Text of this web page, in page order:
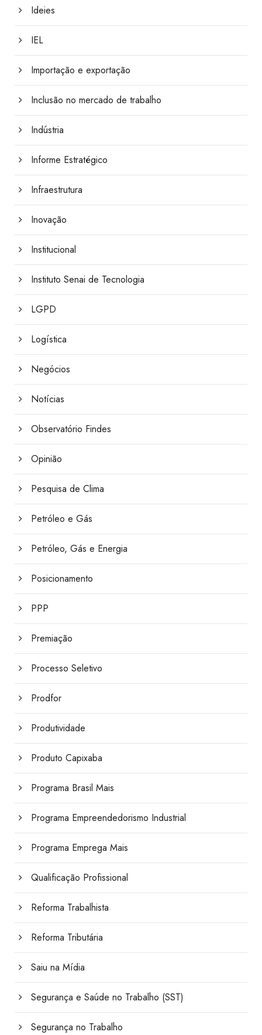
Ideies
IEL
Importação e exportação
Inclusão no mercado de trabalho
Indústria
Informe Estratégico
Infraestrutura
Inovação
Institucional
Instituto Senai de Tecnologia
LGPD
Logística
Negócios
Notícias
Observatório Findes
Opinião
Pesquisa de Clima
Petróleo e Gás
Petróleo, Gás e Energia
Posicionamento
PPP
Premiação
Processo Seletivo
Prodfor
Produtividade
Produto Capixaba
Programa Brasil Mais
Programa Empreendedorismo Industrial
Programa Emprega Mais
Qualificação Profissional
Reforma Trabalhista
Reforma Tributária
Saiu na Mídia
Segurança e Saúde no Trabalho (SST)
Segurança no Trabalho